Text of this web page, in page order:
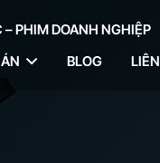
– PHIM DOANH NGHIỆP
BLOG